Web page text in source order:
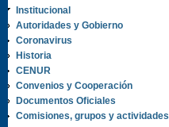
Institucional
Autoridades y Gobierno
Coronavirus
Historia
CENUR
Convenios y Cooperación
Documentos Oficiales
Comisiones, grupos y actividades